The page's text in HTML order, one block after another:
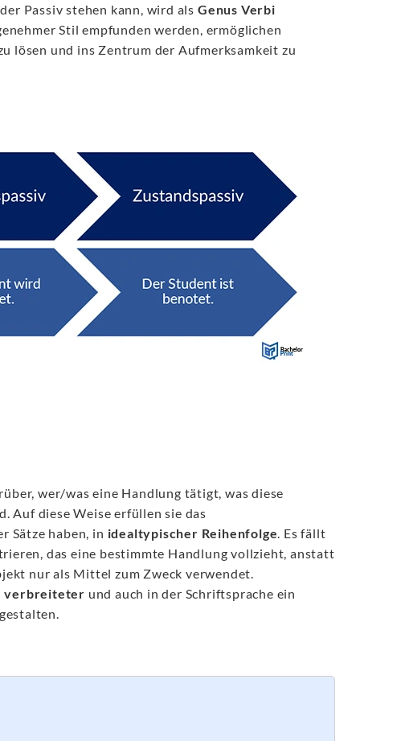
Passiv stehen kann, wird als Genus Verbi
Stil empfunden werden, ermöglichen
lösen und ins Zentrum der Aufmerksamkeit zu
wer/was eine Handlung tätigt, was diese
Auf diese Weise erfüllen sie das
Sätze haben, in idealtypischer Reihenfolge . Es fällt
das eine bestimmte Handlung vollzieht, anstatt
nur als Mittel zum Zweck verwendet.
verbreiteter und auch in der Schriftsprache ein